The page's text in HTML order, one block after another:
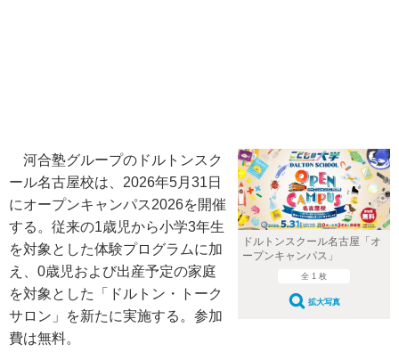
ドルトンスクール名古屋「オ
ープンキャンパス」
全 1 枚
拡大写真
河合塾グループのドルトンスク
ール名古屋校は、2026年5月31日
にオープンキャンパス2026を開催
する。従来の1歳児から小学3年生
を対象とした体験プログラムに加
え、0歳児および出産予定の家庭
を対象とした「ドルトン・トーク
サロン」を新たに実施する。参加
費は無料。